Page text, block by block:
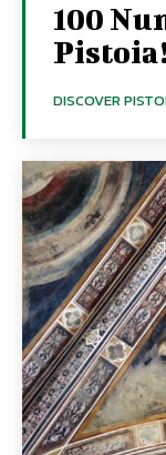
100
Pistoia!
DISCOVER